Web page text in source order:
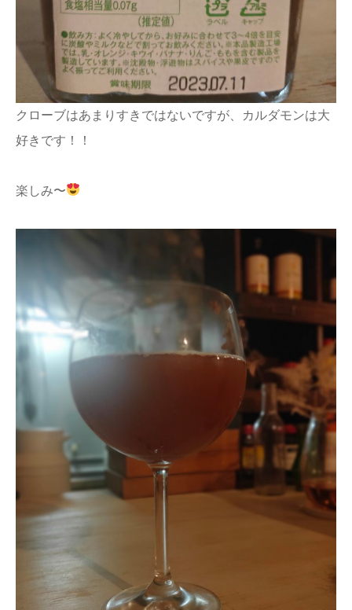
クローブはあまりすきではないですが、カルダモンは大
好きです！！
楽しみ〜